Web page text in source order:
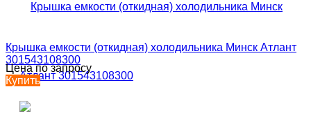
Крышка емкости (откидная) холодильника Минск Атлант
301543108300
Цена по запросу
Купить